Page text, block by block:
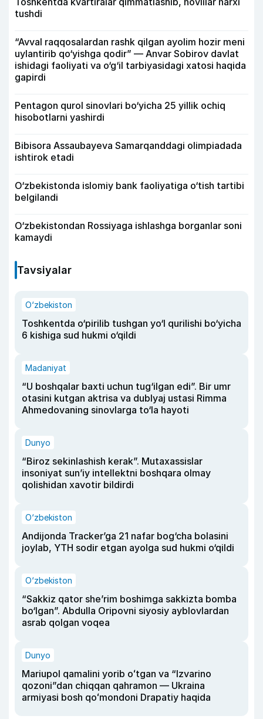
tushdi
“Avval raqqosalardan rashk qilgan ayolim hozir meni
uylantirib qo‘yishga qodir” — Anvar Sobirov davlat
ishidagi faoliyati va o‘g‘il tarbiyasidagi xatosi haqida
gapirdi
Pentagon qurol sinovlari bo‘yicha 25 yillik ochiq
hisobotlarni yashirdi
Bibisora Assaubayeva Samarqanddagi olimpiadada
ishtirok etadi
O‘zbekistonda islomiy bank faoliyatiga o‘tish tartibi
belgilandi
O‘zbekistondan Rossiyaga ishlashga borganlar soni
kamaydi
Tavsiyalar
O‘zbekiston
Toshkentda o‘pirilib tushgan yo‘l qurilishi bo‘yicha
6 kishiga sud hukmi o‘qildi
Madaniyat
“U boshqalar baxti uchun tug‘ilgan edi”. Bir umr
otasini kutgan aktrisa va dublyaj ustasi Rimma
Ahmedovaning sinovlarga to‘la hayoti
Dunyo
“Biroz sekinlashish kerak”. Mutaxassislar
insoniyat sun’iy intellektni boshqara olmay
qolishidan xavotir bildirdi
O‘zbekiston
Andijonda Tracker’ga 21 nafar bog‘cha bolasini
joylab, YTH sodir etgan ayolga sud hukmi o‘qildi
O‘zbekiston
“Sakkiz qator she’rim boshimga sakkizta bomba
bo‘lgan”. Abdulla Oripovni siyosiy ayblovlardan
asrab qolgan voqea
Dunyo
Mariupol qamalini yorib oʻtgan va “Izvarino
qozoni”dan chiqqan qahramon — Ukraina
armiyasi bosh qoʻmondoni Drapatiy haqida